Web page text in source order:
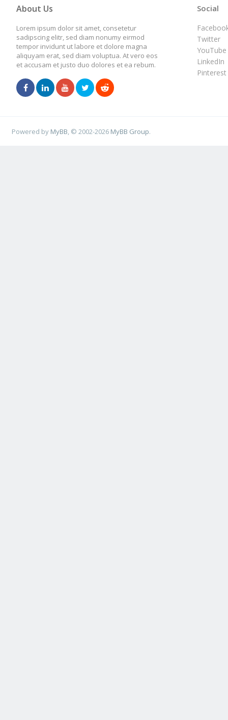
About Us
Lorem ipsum dolor sit amet, consetetur
sadipscing elitr, sed diam nonumy eirmod
tempor invidunt ut labore et dolore magna
aliquyam erat, sed diam voluptua. At vero eos
et accusam et justo duo dolores et ea rebum.
Social
Twitter
YouTube
LinkedIn
Pinterest
Powered by MyBB, © 2002-2026 MyBB Group.